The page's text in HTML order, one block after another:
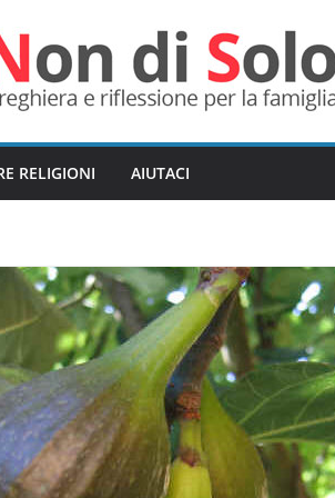
RELIGIONI AIUTACI